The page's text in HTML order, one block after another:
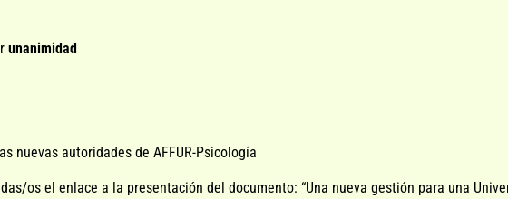
unanimidad
nuevas autoridades de AFFUR-Psicología
os el enlace a la presentación del documento: “Una nueva gestión para una